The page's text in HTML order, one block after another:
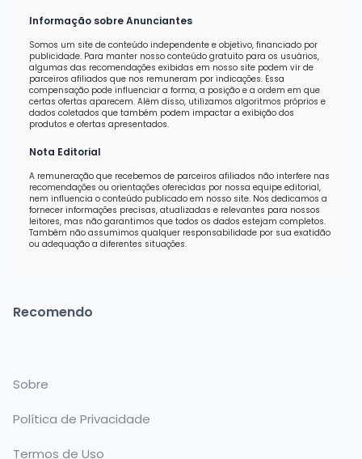
Informação sobre Anunciantes
Somos um site de conteúdo independente e objetivo, financiado por
publicidade. Para manter nosso conteúdo gratuito para os usuários,
algumas das recomendações exibidas em nosso site podem vir de
parceiros afiliados que nos remuneram por indicações. Essa
compensação pode influenciar a forma, a posição e a ordem em que
certas ofertas aparecem. Além disso, utilizamos algoritmos próprios e
dados coletados que também podem impactar a exibição dos
produtos e ofertas apresentados.
Nota Editorial
A remuneração que recebemos de parceiros afiliados não interfere nas
recomendações ou orientações oferecidas por nossa equipe editorial,
nem influencia o conteúdo publicado em nosso site. Nos dedicamos a
fornecer informações precisas, atualizadas e relevantes para nossos
leitores, mas não garantimos que todos os dados estejam completos.
Também não assumimos qualquer responsabilidade por sua exatidão
ou adequação a diferentes situações.
Recomendo
Sobre
Política de Privacidade
Termos de Uso